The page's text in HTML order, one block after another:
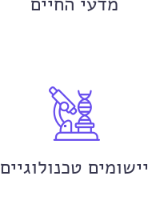
מדעי החיים
יישומים טכנולוגיים